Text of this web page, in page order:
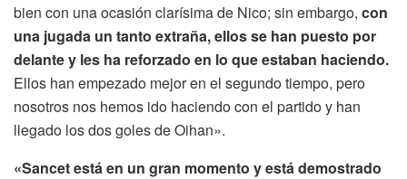
bien con una ocasión clarísima de Nico; sin embargo, con
una jugada un tanto extraña, ellos se han puesto por
delante y les ha reforzado en lo que estaban haciendo.
Ellos han empezado mejor en el segundo tiempo, pero
nosotros nos hemos ido haciendo con el partido y han
llegado los dos goles de Oihan».
«Sancet está en un gran momento y está demostrado